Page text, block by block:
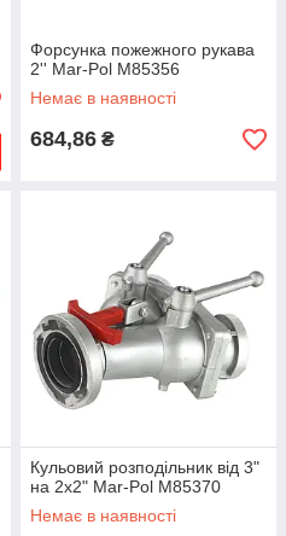
Форсунка пожежного рукава
2'' Mar-Pol M85356
Немає в наявності
684,86 ₴
Кульовий розподільник від 3"
на 2х2" Mar-Pol M85370
Немає в наявності